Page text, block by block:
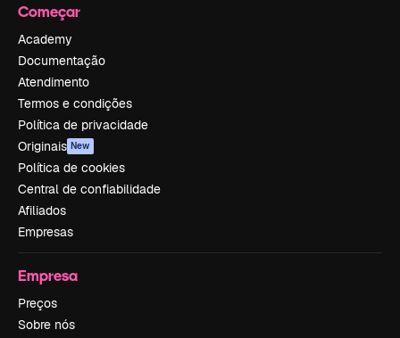
Começar
Academy
Documentação
Atendimento
Termos e condições
Política de privacidade
Originais New
Política de cookies
Central de confiabilidade
Afiliados
Empresas
Empresa
Preços
Sobre nós